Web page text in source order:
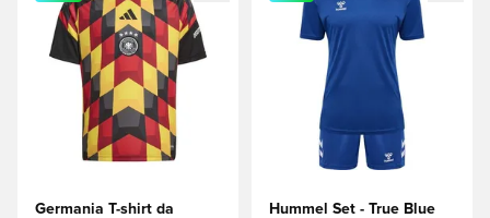
Germania T-shirt da
Hummel Set - True Blue